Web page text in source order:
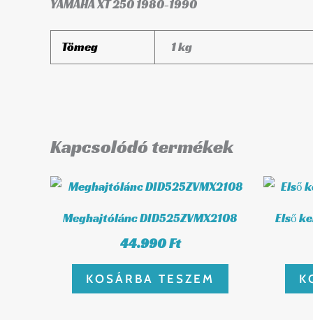
YAMAHA XT 250 1980-1990
Tömeg 1 kg
Kapcsolódó termékek
Meghajtólánc DID525ZVMX2108
44.990Ft
KOSÁRBA TESZEM
Első